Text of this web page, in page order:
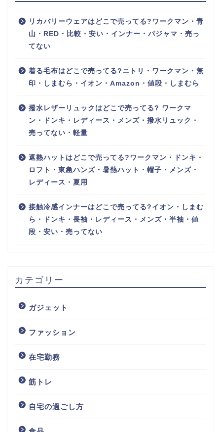
リカバリーウェアはどこで売ってる?ワークマン・青
山・RED・比較・安い・インナー・パジャマ・売っ
てない
着る毛布はどこで売ってる?ニトリ・ワークマン・無
印・しまむら・イオン・Amazon・値段・しまむら
撥水レザーリュックはどこで売ってる? ワークマ
ン・ドンキ・レディース・メンズ・撥水リュック・
売ってない・軽量
遮熱ハットはどこで売ってる?ワークマン・ドンキ・
ロフト・東急ハンズ・暑熱ハット・帽子・メンズ・
レディース・夏用
接触冷感インナーはどこで売ってる?イオン・しまむ
ら・ドンキ・長袖・レディース・メンズ・半袖・値
段・安い・売ってない
カテゴリー
ガジェット
ファッション
在宅勤務
筋トレ
自宅の過ごし方